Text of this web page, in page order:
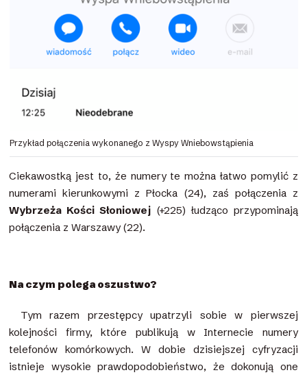
Przykład połączenia wykonanego z Wyspy Wniebowstąpienia
Ciekawostką jest to, że numery te można łatwo pomylić z
numerami kierunkowymi z Płocka (24), zaś połączenia z
Wybrzeża Kości Słoniowej (+225) łudząco przypominają
połączenia z Warszawy (22).
Na czym polega oszustwo?
Tym razem przestępcy upatrzyli sobie w pierwszej
kolejności firmy, które publikują w Internecie numery
telefonów komórkowych. W dobie dzisiejszej cyfryzacji
istnieje wysokie prawdopodobieństwo, że dokonują one